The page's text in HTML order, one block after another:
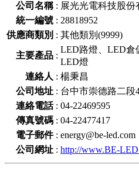
公司名稱: 展光光電科技股份
統一編號 : 28818952
供應商類別 : 其他類別(9999)
主要產品 :
LED路燈、LED倉
LED燈
連絡人 : 楊秉昌
公司地址 : 台中市崇德路二段
連絡電話: 04-22469595
傳真號碼 : 04-22477417
電子郵件: energy@be-led.com
公司網址 : http://www.BE-